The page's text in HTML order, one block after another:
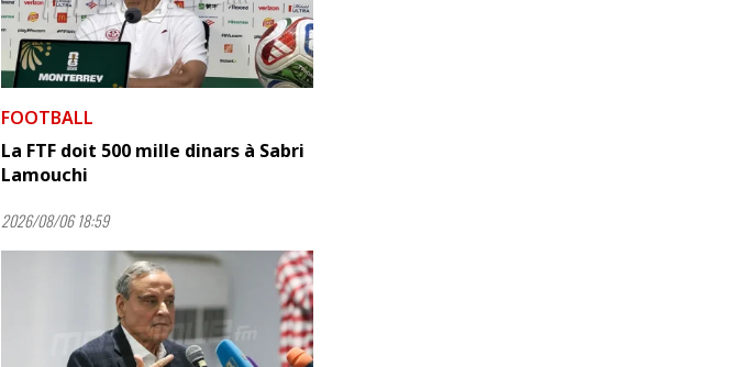
FOOTBALL
La FTF doit 500 mille dinars à Sabri
Lamouchi
2026/08/06 18:59